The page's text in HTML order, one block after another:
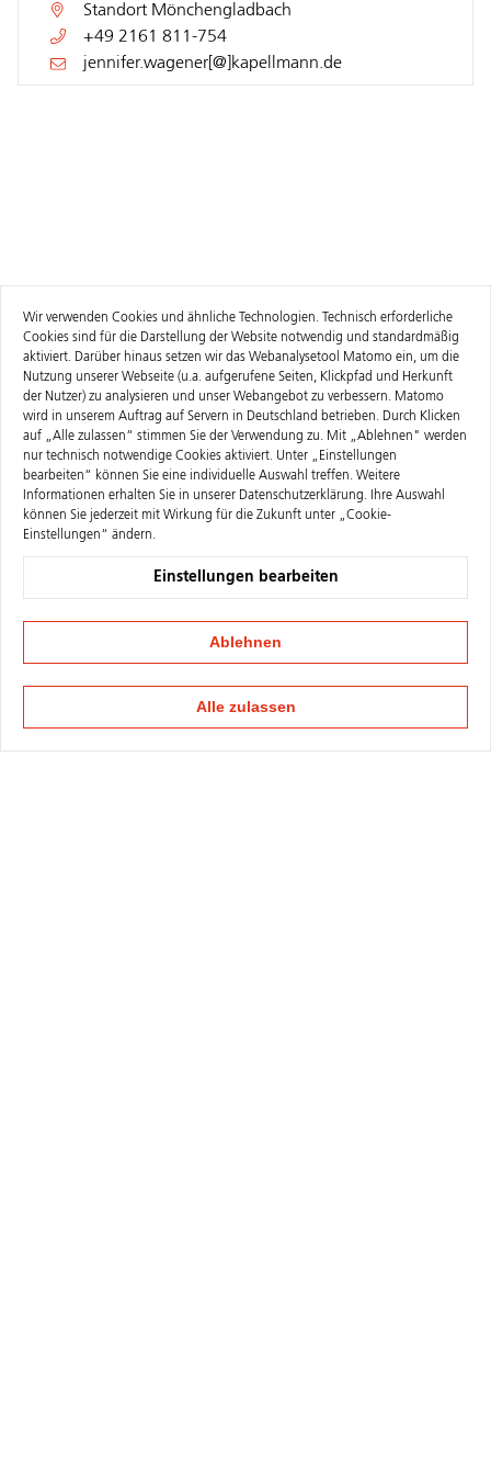
Standort Mönchengladbach
+49 2161 811-754
jennifer.wagener[@]kapellmann.de
Wir verwenden Cookies und ähnliche Technologien. Technisch erforderliche
Cookies sind für die Darstellung der Website notwendig und standardmäßig
aktiviert. Darüber hinaus setzen wir das Webanalysetool Matomo ein, um die
Nutzung unserer Webseite (u.a. aufgerufene Seiten, Klickpfad und Herkunft
der Nutzer) zu analysieren und unser Webangebot zu verbessern. Matomo
wird in unserem Auftrag auf Servern in Deutschland betrieben. Durch Klicken
auf „Alle zulassen“ stimmen Sie der Verwendung zu. Mit „Ablehnen" werden
nur technisch notwendige Cookies aktiviert. Unter „Einstellungen
bearbeiten“ können Sie eine individuelle Auswahl treffen. Weitere
Informationen erhalten Sie in unserer Datenschutzerklärung. Ihre Auswahl
können Sie jederzeit mit Wirkung für die Zukunft unter „Cookie-
Einstellungen“ ändern.
Einstellungen bearbeiten
Ablehnen
Alle zulassen